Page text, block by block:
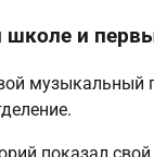
и
музыкальный